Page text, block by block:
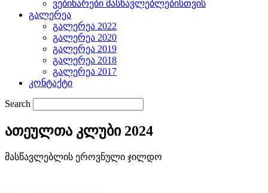
ვებინარები მასწავლებლებისთვის
გალერეა
გალერეა 2022
გალერეა 2020
გალერეა 2019
გალერეა 2018
გალერეა 2017
კონტაქტი
Search
ათეულთა კლუბი 2024
მასწავლებლის ეროვნული ჯილდო